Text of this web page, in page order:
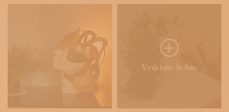
Vedi tutte le foto